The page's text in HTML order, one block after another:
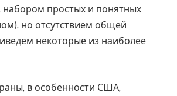
простых и понятных
но отсутствием общей
некоторые из наиболее
в особенности США,